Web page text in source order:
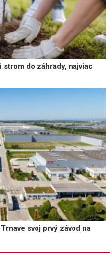
strom do záhrady, najviac
svoj prvý závod na